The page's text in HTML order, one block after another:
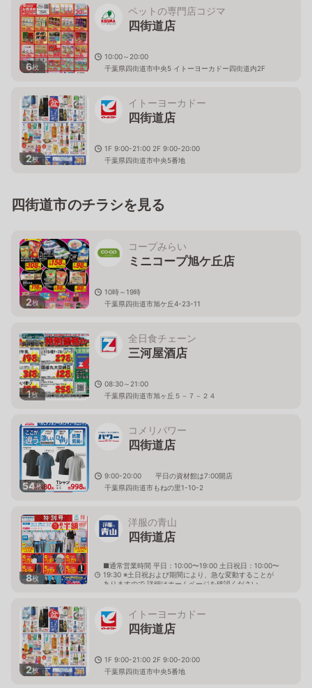
6枚
ペットの専門店コジマ
四街道店
10:00～20:00
千葉県四街道市中央5 イトーヨーカドー四街道内2F
2枚
イトーヨーカドー
四街道店
1F 9:00-21:00 2F 9:00-20:00
千葉県四街道市中央5番地
四街道市のチラシを見る
2枚
コープみらい
ミニコープ旭ケ丘店
10時～19時
千葉県四街道市旭ケ丘4-23-11
1枚
全日食チェーン
三河屋酒店
08:30～21:00
千葉県四街道市旭ヶ丘５－７－２４
54枚
コメリパワー
四街道店
9:00-20:00 平日の資材館は7:00開店
千葉県四街道市もねの里1-10-2
8枚
洋服の青山
四街道店
■通常営業時間 平日：10:00〜19:00 土日祝日：10:00〜
19:30 ※土日祝および期間により、急な変動することが
ありますので 詳細はホームページを確認ください
2枚
イトーヨーカドー
四街道店
1F 9:00-21:00 2F 9:00-20:00
千葉県四街道市中央5番地